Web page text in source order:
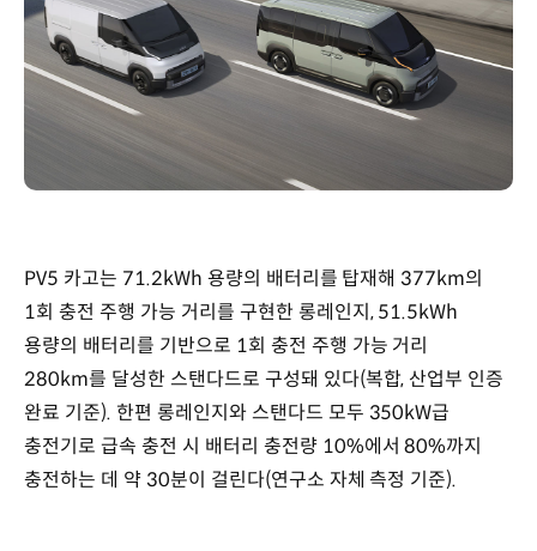
PV5 카고는 71.2kWh 용량의 배터리를 탑재해 377km의
1회 충전 주행 가능 거리를 구현한 롱레인지, 51.5kWh
용량의 배터리를 기반으로 1회 충전 주행 가능 거리
280km를 달성한 스탠다드로 구성돼 있다(복합, 산업부 인증
완료 기준). 한편 롱레인지와 스탠다드 모두 350kW급
충전기로 급속 충전 시 배터리 충전량 10%에서 80%까지
충전하는 데 약 30분이 걸린다(연구소 자체 측정 기준).